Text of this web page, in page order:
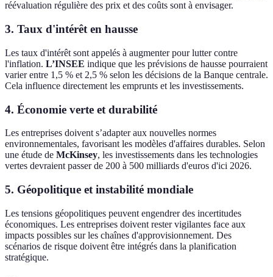
réévaluation régulière des prix et des coûts sont à envisager.
3. Taux d'intérêt en hausse
Les taux d'intérêt sont appelés à augmenter pour lutter contre
l'inflation. L’INSEE indique que les prévisions de hausse pourraient
varier entre 1,5 % et 2,5 % selon les décisions de la Banque centrale.
Cela influence directement les emprunts et les investissements.
4. Économie verte et durabilité
Les entreprises doivent s’adapter aux nouvelles normes
environnementales, favorisant les modèles d'affaires durables. Selon
une étude de McKinsey, les investissements dans les technologies
vertes devraient passer de 200 à 500 milliards d'euros d'ici 2026.
5. Géopolitique et instabilité mondiale
Les tensions géopolitiques peuvent engendrer des incertitudes
économiques. Les entreprises doivent rester vigilantes face aux
impacts possibles sur les chaînes d'approvisionnement. Des
scénarios de risque doivent être intégrés dans la planification
stratégique.